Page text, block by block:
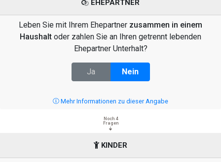
EHEPARTNER
Leben Sie mit Ihrem Ehepartner zusammen in einem
Haushalt oder zahlen Sie an Ihren getrennt lebenden
Ehepartner Unterhalt?
Ja Nein
Mehr Informationen zu dieser Angabe
Noch 4
Fragen
KINDER